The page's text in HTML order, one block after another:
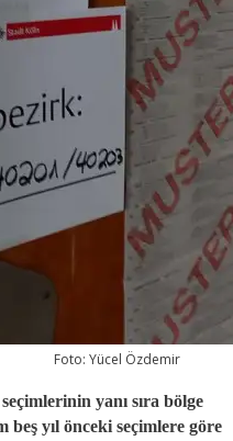
Foto: Yücel Özdemir
yanı sıra bölge
beş yıl önceki seçimlere göre